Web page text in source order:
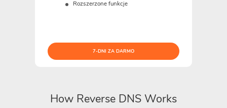
Rozszerzone funkcje
7-DNI ZA DARMO
How Reverse DNS Works